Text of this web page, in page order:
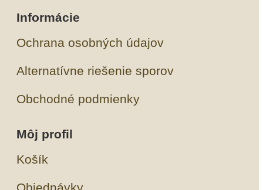
Informácie
Ochrana osobných údajov
Alternatívne riešenie sporov
Obchodné podmienky
Môj profil
Košík
Objednávky